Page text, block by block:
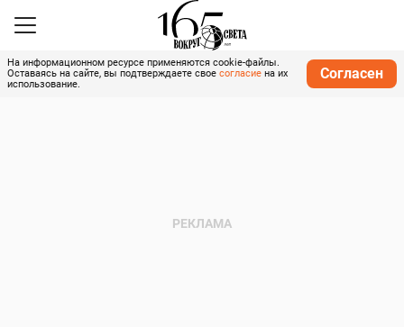
На информационном ресурсе применяются cookie-файлы.
Оставаясь на сайте, вы подтверждаете свое согласие на их
использование.
Согласен